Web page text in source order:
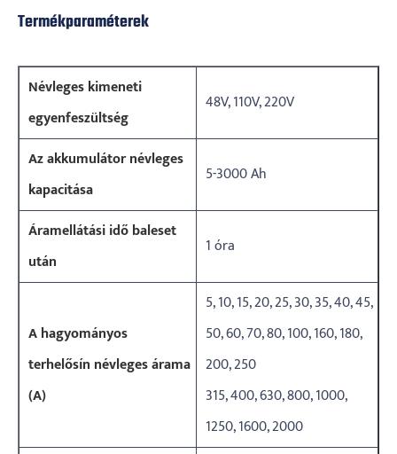
Termékparaméterek
Névleges kimeneti
egyenfeszültség
48V, 110V, 220V
Az akkumulátor névleges
kapacitása
5-3000 Ah
Áramellátási idő baleset
után
1 óra
A hagyományos
terhelősín névleges árama
(A)
5, 10, 15, 20, 25, 30, 35, 40, 45,
50, 60, 70, 80, 100, 160, 180,
200, 250
315, 400, 630, 800, 1000,
1250, 1600, 2000